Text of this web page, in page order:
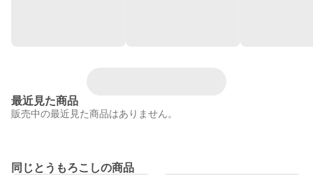
最近見た商品
販売中の最近見た商品はありません。
同じとうもろこしの商品